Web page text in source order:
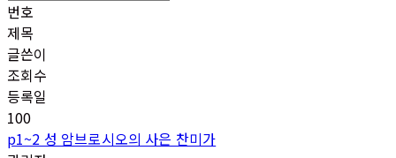
번호
제목
글쓴이
조회수
등록일
100
p1~2 성 암브로시오의 사은 찬미가